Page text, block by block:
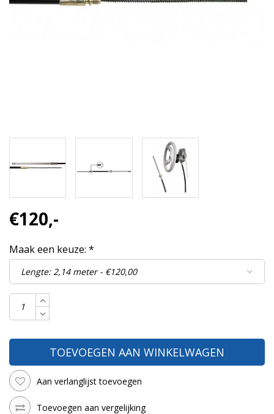
€120,-
Maak een keuze: *
TOEVOEGEN AAN WINKELWAGEN
Aan verlanglijst toevoegen
Toevoegen aan vergelijking